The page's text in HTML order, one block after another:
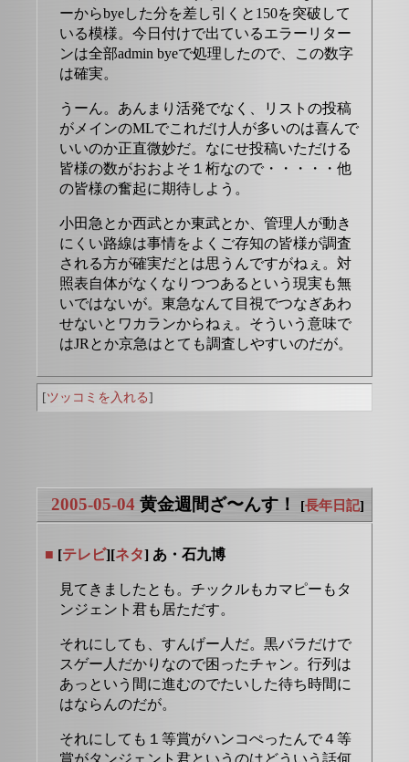
ーからbyeした分を差し引くと150を突破して
いる模様。今日付けで出ているエラーリター
ンは全部admin byeで処理したので、この数字
は確実。
うーん。あんまり活発でなく、リストの投稿
がメインのMLでこれだけ人が多いのは喜んで
いいのか正直微妙だ。なにせ投稿いただける
皆様の数がおおよそ１桁なので・・・・・他
の皆様の奮起に期待しよう。
小田急とか西武とか東武とか、管理人が動き
にくい路線は事情をよくご存知の皆様が調査
される方が確実だとは思うんですがねぇ。対
照表自体がなくなりつつあるという現実も無
いではないが。東急なんて目視でつなぎあわ
せないとワカランからねぇ。そういう意味で
はJRとか京急はとても調査しやすいのだが。
[ツッコミを入れる]
2005-05-04 黄金週間ざ〜んす！ [長年日記]
■ [テレビ][ネタ] あ・石九博
見てきましたとも。チックルもカマピーもタ
ンジェント君も居ただす。
それにしても、すんげー人だ。黒バラだけで
スゲー人だかりなので困ったチャン。行列は
あっという間に進むのでたいした待ち時間に
はならんのだが。
それにしても１等賞がハンコぺったんで４等
賞がタンジェント君というのはどういう話何